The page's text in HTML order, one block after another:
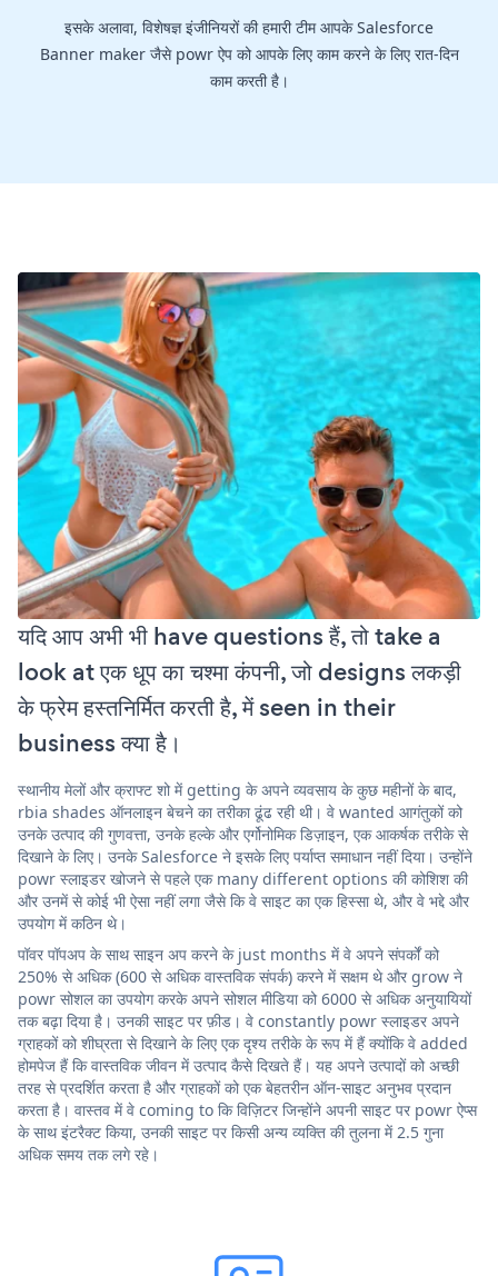
इसके अलावा, विशेषज्ञ इंजीनियरों की हमारी टीम आपके Salesforce
Banner maker जैसे powr ऐप को आपके लिए काम करने के लिए रात-दिन
काम करती है।
यदि आप अभी भी have questions हैं, तो take a
look at एक धूप का चश्मा कंपनी, जो designs लकड़ी
के फ्रेम हस्तनिर्मित करती है, में seen in their
business क्या है।
स्थानीय मेलों और क्राफ्ट शो में getting के अपने व्यवसाय के कुछ महीनों के बाद,
rbia shades ऑनलाइन बेचने का तरीका ढूंढ रही थी। वे wanted आगंतुकों को
उनके उत्पाद की गुणवत्ता, उनके हल्के और एर्गोनोमिक डिज़ाइन, एक आकर्षक तरीके से
दिखाने के लिए। उनके Salesforce ने इसके लिए पर्याप्त समाधान नहीं दिया। उन्होंने
powr स्लाइडर खोजने से पहले एक many different options की कोशिश की
और उनमें से कोई भी ऐसा नहीं लगा जैसे कि वे साइट का एक हिस्सा थे, और वे भद्दे और
उपयोग में कठिन थे।
पॉवर पॉपअप के साथ साइन अप करने के just months में वे अपने संपर्कों को
250% से अधिक (600 से अधिक वास्तविक संपर्क) करने में सक्षम थे और grow ने
powr सोशल का उपयोग करके अपने सोशल मीडिया को 6000 से अधिक अनुयायियों
तक बढ़ा दिया है। उनकी साइट पर फ़ीड। वे constantly powr स्लाइडर अपने
ग्राहकों को शीघ्रता से दिखाने के लिए एक दृश्य तरीके के रूप में हैं क्योंकि वे added
होमपेज हैं कि वास्तविक जीवन में उत्पाद कैसे दिखते हैं। यह अपने उत्पादों को अच्छी
तरह से प्रदर्शित करता है और ग्राहकों को एक बेहतरीन ऑन-साइट अनुभव प्रदान
करता है। वास्तव में वे coming to कि विज़िटर जिन्होंने अपनी साइट पर powr ऐप्स
के साथ इंटरैक्ट किया, उनकी साइट पर किसी अन्य व्यक्ति की तुलना में 2.5 गुना
अधिक समय तक लगे रहे।